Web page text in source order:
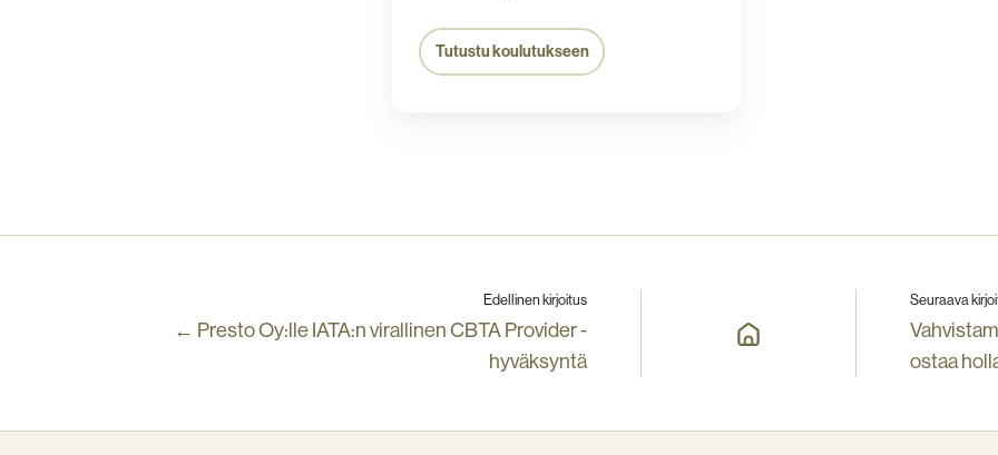
Tutustu koulutukseen
Edellinen kirjoitus
← Presto Oy:lle IATA:n virallinen CBTA Provider -
hyväksyntä
Seuraava
ostaa